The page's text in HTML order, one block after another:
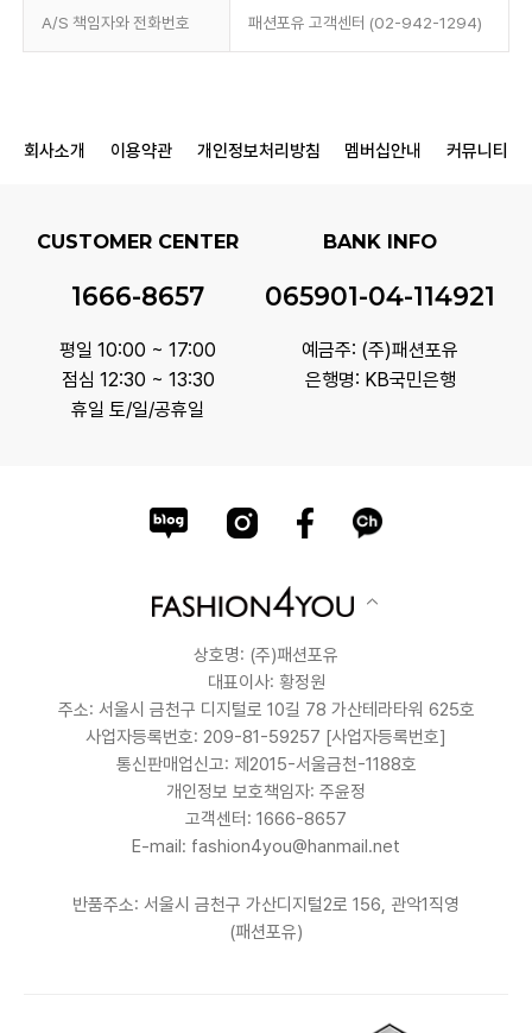
A/S 책임자와 전화번호 패션포유 고객센터 (02-942-1294)
회사소개 이용약관 개인정보처리방침 멤버십안내 커뮤니티
CUSTOMER CENTER
1666-8657
평일 10:00 ~ 17:00
점심 12:30 ~ 13:30
휴일 토/일/공휴일
BANK INFO
065901-04-114921
예금주: (주)패션포유
은행명: KB국민은행
상호명: (주)패션포유
대표이사: 황정원
주소: 서울시 금천구 디지털로 10길 78 가산테라타워 625호
사업자등록번호: 209-81-59257 [사업자등록번호]
통신판매업신고: 제2015-서울금천-1188호
개인정보 보호책임자: 주윤정
고객센터: 1666-8657
E-mail: fashion4you@hanmail.net
반품주소: 서울시 금천구 가산디지털2로 156, 관악1직영
(패션포유)